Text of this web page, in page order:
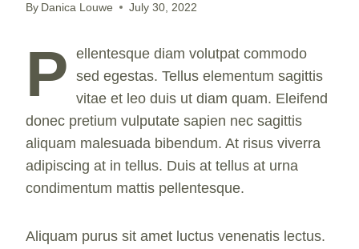
By Danica Louwe July 30, 2022
P ellentesque diam volutpat commodo
sed egestas. Tellus elementum sagittis
vitae et leo duis ut diam quam. Eleifend
donec pretium vulputate sapien nec sagittis
aliquam malesuada bibendum. At risus viverra
adipiscing at in tellus. Duis at tellus at urna
condimentum mattis pellentesque.
Aliquam purus sit amet luctus venenatis lectus.